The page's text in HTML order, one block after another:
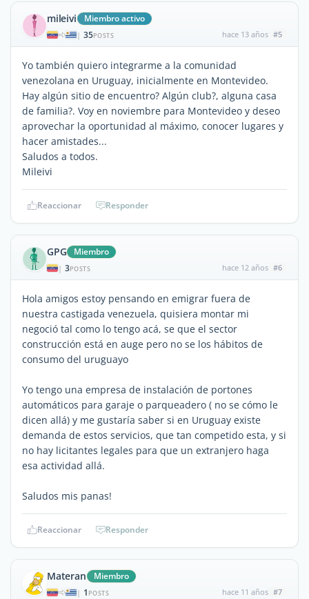
mileivi Miembro activo
| 35POSTS hace 13 años #5
Yo también quiero integrarme a la comunidad
venezolana en Uruguay, inicialmente en Montevideo.
Hay algún sitio de encuentro? Algún club?, alguna casa
de familia?. Voy en noviembre para Montevideo y deseo
aprovechar la oportunidad al máximo, conocer lugares y
hacer amistades...
Saludos a todos.
Mileivi
Reaccionar Responder
GPG Miembro
| 3POSTS hace 12 años #6
Hola amigos estoy pensando en emigrar fuera de
nuestra castigada venezuela, quisiera montar mi
negoció tal como lo tengo acá, se que el sector
construcción está en auge pero no se los hábitos de
consumo del uruguayo
Yo tengo una empresa de instalación de portones
automáticos para garaje o parqueadero ( no se cómo le
dicen allá) y me gustaría saber si en Uruguay existe
demanda de estos servicios, que tan competido esta, y si
no hay licitantes legales para que un extranjero haga
esa actividad allá.
Saludos mis panas!
Reaccionar Responder
Materan Miembro
| 1 POSTS hace 11 años #7